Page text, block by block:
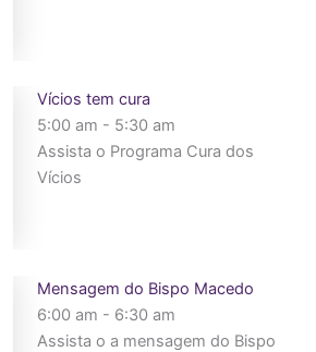
Vícios tem cura
5:00 am - 5:30 am
Assista o Programa Cura dos
Vícios
Mensagem do Bispo Macedo
6:00 am - 6:30 am
Assista o a mensagem do Bispo